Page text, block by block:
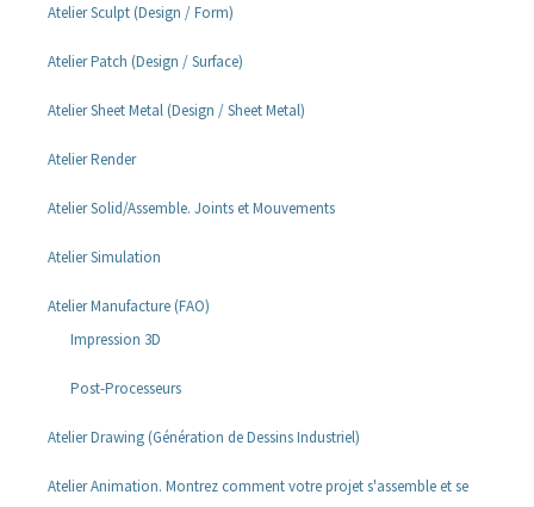
Atelier Sculpt (Design / Form)
Atelier Patch (Design / Surface)
Atelier Sheet Metal (Design / Sheet Metal)
Atelier Render
Atelier Solid/Assemble. Joints et Mouvements
Atelier Simulation
Atelier Manufacture (FAO)
Impression 3D
Post-Processeurs
Atelier Drawing (Génération de Dessins Industriel)
Atelier Animation. Montrez comment votre projet s'assemble et se